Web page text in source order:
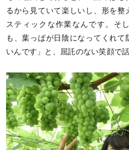
るから見ていて楽しいし、形を整
スティックな作業なんです。そ
も、葉っぱが日陰になってくれて
いんです」と、屈託のない笑顔で